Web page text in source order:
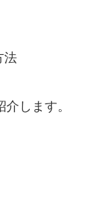
します。